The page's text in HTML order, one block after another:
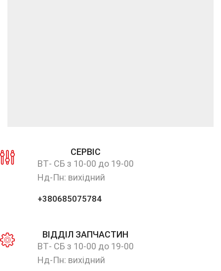
СЕРВІС
ВТ- СБ з 10-00 до 19-00
Нд-Пн: вихідний
+380685075784
ВІДДІЛ ЗАПЧАСТИН
ВТ- СБ з 10-00 до 19-00
Нд-Пн: вихідний